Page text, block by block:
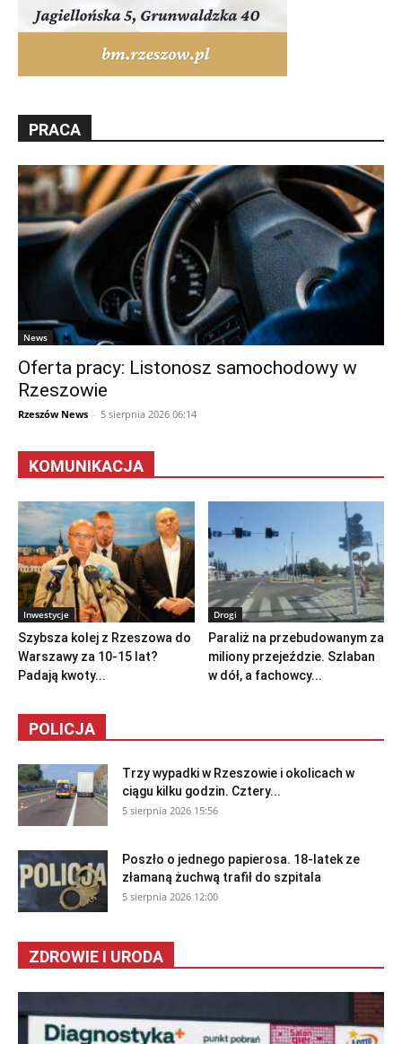
PRACA
News
Oferta pracy: Listonosz samochodowy w
Rzeszowie
Rzeszów News - 5 sierpnia 2026 06:14
KOMUNIKACJA
Inwestycje
Szybsza kolej z Rzeszowa do
Warszawy za 10-15 lat?
Padają kwoty...
Drogi
Paraliż na przebudowanym za
miliony przejeździe. Szlaban
w dół, a fachowcy...
POLICJA
Trzy wypadki w Rzeszowie i okolicach w
ciągu kilku godzin. Cztery...
5 sierpnia 2026 15:56
Poszło o jednego papierosa. 18-latek ze
złamaną żuchwą trafił do szpitala
5 sierpnia 2026 12:00
ZDROWIE I URODA